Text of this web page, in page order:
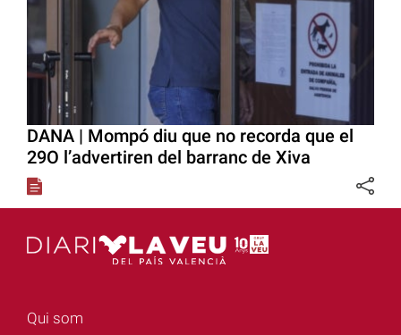
DANA | Mompó diu que no recorda que el
29O l’advertiren del barranc de Xiva
Qui som